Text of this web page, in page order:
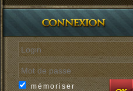
mémoriser